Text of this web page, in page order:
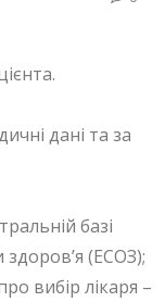
дані та за
базі
(ЕСОЗ);
вибір лікаря –